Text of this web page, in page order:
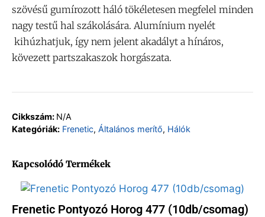
szövésű gumírozott háló tökéletesen megfelel minden
nagy testű hal szákolására. Alumínium nyelét
kihúzhatjuk, így nem jelent akadályt a hínáros,
kövezett partszakaszok horgászata.
Cikkszám: N/A
Kategóriák: Frenetic, Általános merítő, Hálók
Kapcsolódó Termékek
Frenetic Pontyozó Horog 477 (10db/csomag)